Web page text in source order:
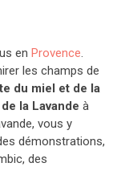
en Provence.
les champs de
du miel et de la
la Lavande à
vous y
démonstrations,
des